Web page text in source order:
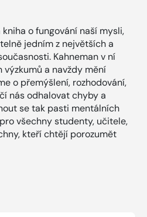
o fungování naší mysli,
jedním z největších a
Kahneman v ní
a navždy mění
o přemýšlení, rozhodování,
nás odhalovat chyby a
se tak pasti mentálních
všechny studenty, učitele,
kteří chtějí porozumět